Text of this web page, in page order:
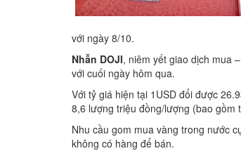
với ngày 8/10.
Nhẫn DOJI, niêm yết giao dịch mua
với cuối ngày hôm qua.
Với tỷ giá hiện tại 1USD đổi được
8,6 lượng triệu đồng/lượng (bao gồm
Nhu cầu gom mua vàng trong nước
không có hàng để bán.